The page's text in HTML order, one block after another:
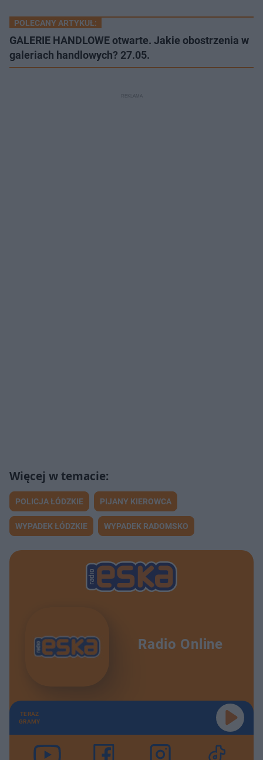
POLECANY ARTYKUŁ:
GALERIE HANDLOWE otwarte. Jakie obostrzenia w
galeriach handlowych? 27.05.
POLICJA ŁÓDZKIE PIJANY KIEROWCA
WYPADEK ŁÓDZKIE WYPADEK RADOMSKO
Radio Online
TERAZ
GRAMY